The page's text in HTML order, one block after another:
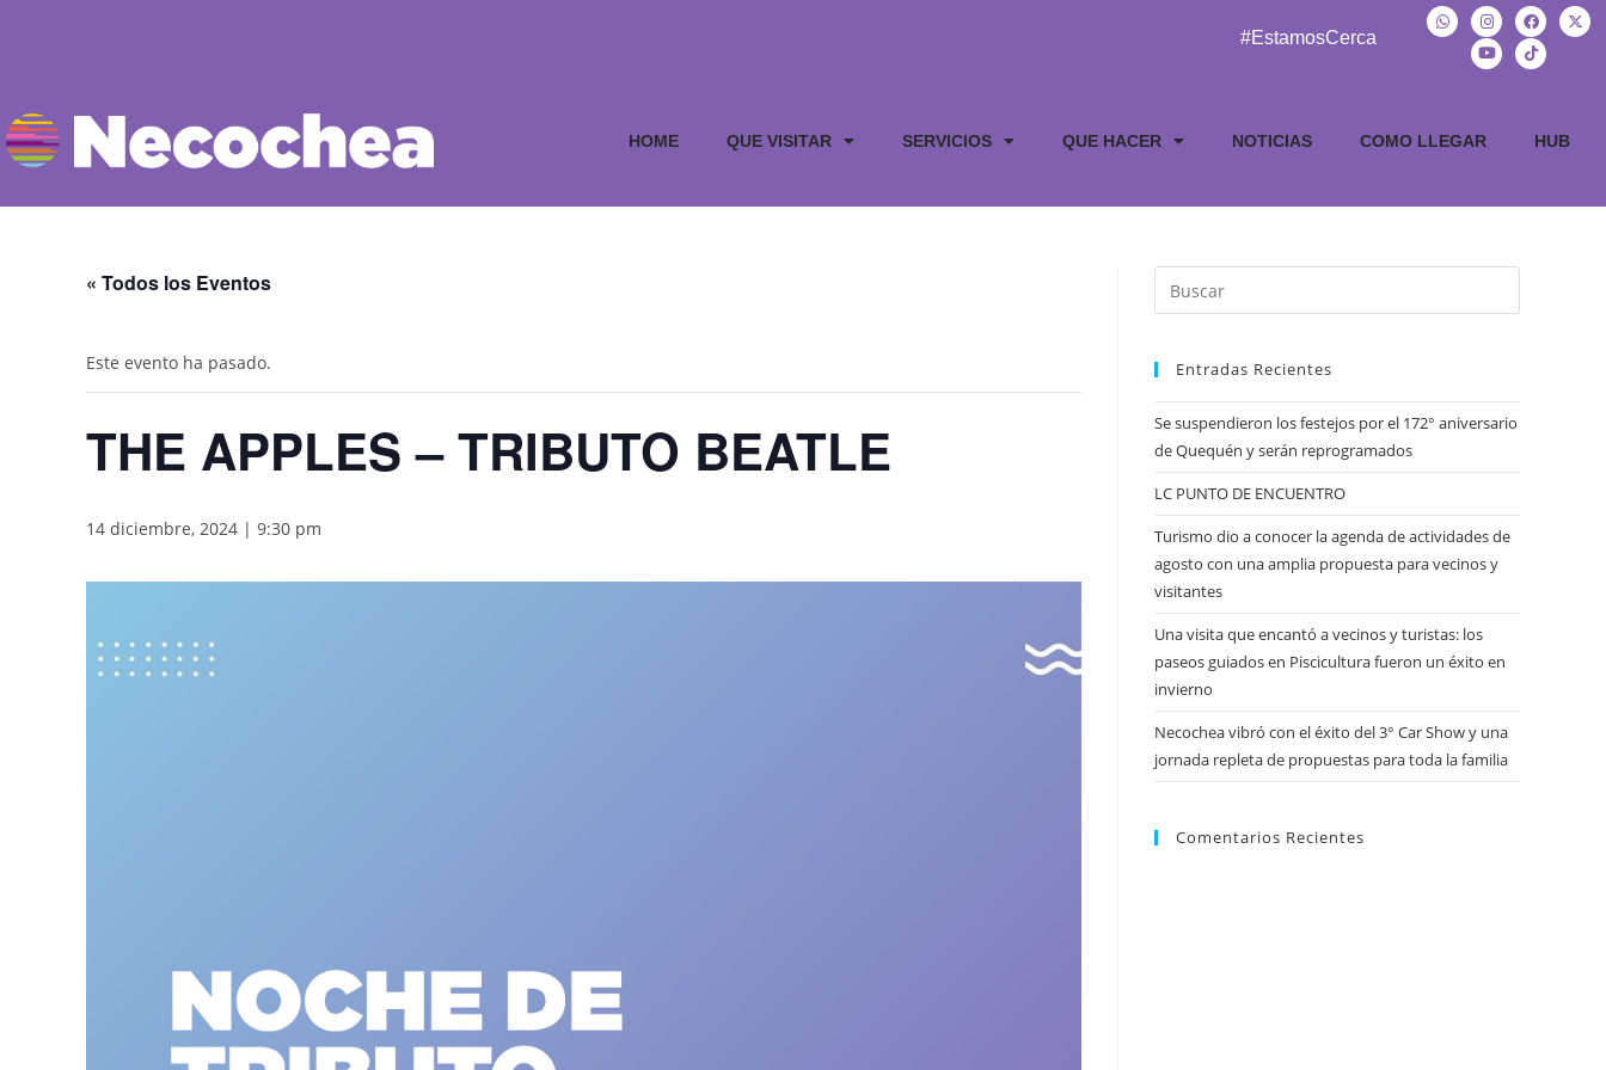
#EstamosCerca
HOME QUE VISITAR SERVICIOS QUE HACER NOTICIAS COMO LLEGAR HUB
« Todos los Eventos
Este evento ha pasado.
THE APPLES – TRIBUTO BEATLE
14 diciembre, 2024 | 9:30 pm
Entradas Recientes
Se suspendieron los festejos por el 172° aniversario
de Quequén y serán reprogramados
LC PUNTO DE ENCUENTRO
Turismo dio a conocer la agenda de actividades de
agosto con una amplia propuesta para vecinos y
visitantes
Una visita que encantó a vecinos y turistas: los
paseos guiados en Piscicultura fueron un éxito en
invierno
Necochea vibró con el éxito del 3° Car Show y una
jornada repleta de propuestas para toda la familia
Comentarios Recientes